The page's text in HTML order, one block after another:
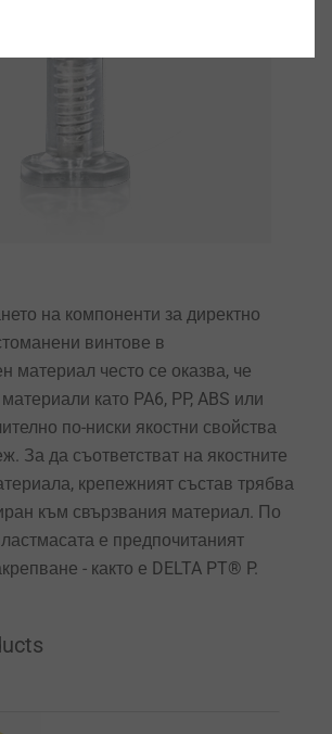
на компоненти за директно
винтове в
материал често се оказва, че
като PA6, PP, ABS или
по-ниски якостни свойства
За да съответстват на якостните
крепежният състав трябва
към свързвания материал. По
е предпочитаният
- както е DELTA PT® P.